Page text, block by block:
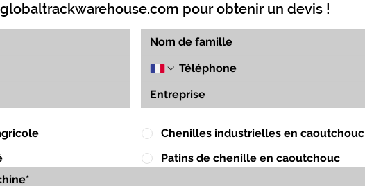
pour obtenir un devis !
Chenilles industrielles en caoutchouc
Patins de chenille en caoutchouc